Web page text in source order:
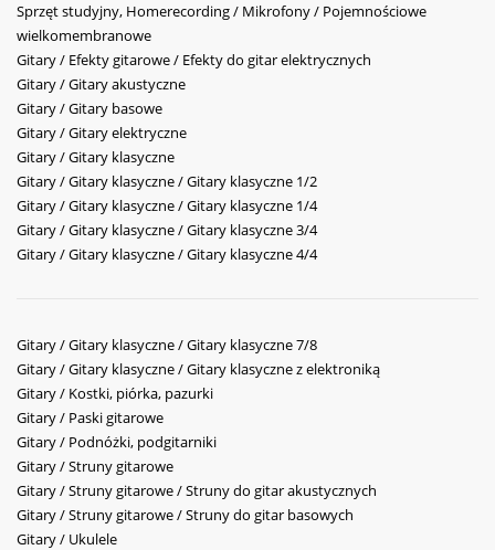
Sprzęt studyjny, Homerecording / Mikrofony / Pojemnościowe
wielkomembranowe
Gitary / Efekty gitarowe / Efekty do gitar elektrycznych
Gitary / Gitary akustyczne
Gitary / Gitary basowe
Gitary / Gitary elektryczne
Gitary / Gitary klasyczne
Gitary / Gitary klasyczne / Gitary klasyczne 1/2
Gitary / Gitary klasyczne / Gitary klasyczne 1/4
Gitary / Gitary klasyczne / Gitary klasyczne 3/4
Gitary / Gitary klasyczne / Gitary klasyczne 4/4
Gitary / Gitary klasyczne / Gitary klasyczne 7/8
Gitary / Gitary klasyczne / Gitary klasyczne z elektroniką
Gitary / Kostki, piórka, pazurki
Gitary / Paski gitarowe
Gitary / Podnóżki, podgitarniki
Gitary / Struny gitarowe
Gitary / Struny gitarowe / Struny do gitar akustycznych
Gitary / Struny gitarowe / Struny do gitar basowych
Gitary / Ukulele